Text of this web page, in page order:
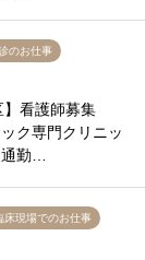
のお仕事
】看護師募集
ク専門クリニッ
勤…
床現場でのお仕事